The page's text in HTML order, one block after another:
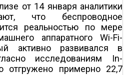
от 14 января аналитики
что беспроводное
реальностью по мере
аппаратного Wi-Fi-
активно развивался в
исследованиям In-
отгружено примерно 22,7